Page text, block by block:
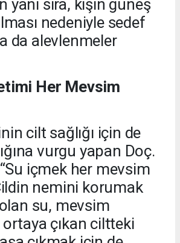
yanı sıra, kışın güneş
nedeniyle sedef
da alevlenmeler
Her Mevsim
cilt sağlığı için de
vurgu yapan Doç.
“Su içmek her mevsim
nemini korumak
su, mevsim
çıkan ciltteki